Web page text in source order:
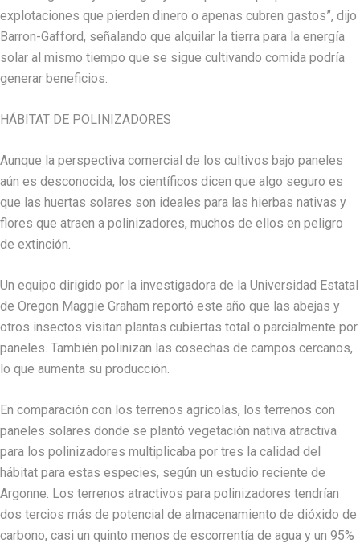
explotaciones que pierden dinero o apenas cubren gastos”, dijo
Barron-Gafford, señalando que alquilar la tierra para la energía
solar al mismo tiempo que se sigue cultivando comida podría
generar beneficios.
HÁBITAT DE POLINIZADORES
Aunque la perspectiva comercial de los cultivos bajo paneles
aún es desconocida, los científicos dicen que algo seguro es
que las huertas solares son ideales para las hierbas nativas y
flores que atraen a polinizadores, muchos de ellos en peligro
de extinción.
Un equipo dirigido por la investigadora de la Universidad Estatal
de Oregon Maggie Graham reportó este año que las abejas y
otros insectos visitan plantas cubiertas total o parcialmente por
paneles. También polinizan las cosechas de campos cercanos,
lo que aumenta su producción.
En comparación con los terrenos agrícolas, los terrenos con
paneles solares donde se plantó vegetación nativa atractiva
para los polinizadores multiplicaba por tres la calidad del
hábitat para estas especies, según un estudio reciente de
Argonne. Los terrenos atractivos para polinizadores tendrían
dos tercios más de potencial de almacenamiento de dióxido de
carbono, casi un quinto menos de escorrentía de agua y un 95%